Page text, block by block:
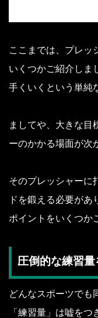
ここまでは、プレッ
いくつかご紹介しま
手くいくという単純
ましてや、大きな目
ーのかかる場面が次
そのプレッシャーに
ドを鍛える必要が
ポイントをいくつか
圧倒的な練習量
どんなスポーツでも
「練習量」は嘘を